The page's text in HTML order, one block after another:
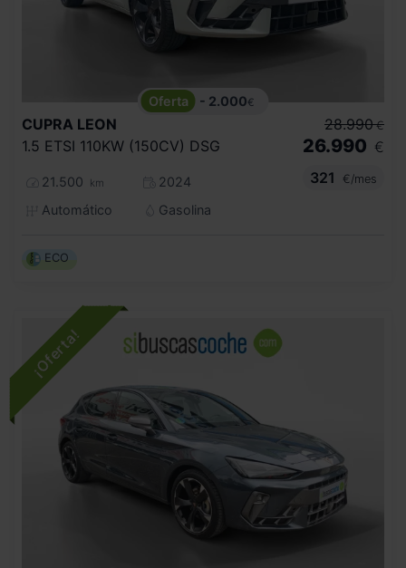
- 2.000€
CUPRA LEON
1.5 ETSI 110KW (150CV) DSG
21.500 km
2024
Automático
Gasolina
28.990 €
26.990 €
321
€/mes
ECO